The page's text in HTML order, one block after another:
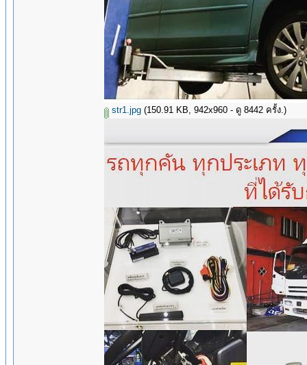
str1.jpg (150.91 KB, 942x960 - ดู 8442 ครั้ง.)